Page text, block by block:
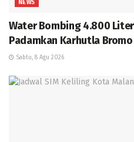
NEWS
Water Bombing 4.800
Padamkan Karhutla Bromo
Sabtu, 8 Agu 2026